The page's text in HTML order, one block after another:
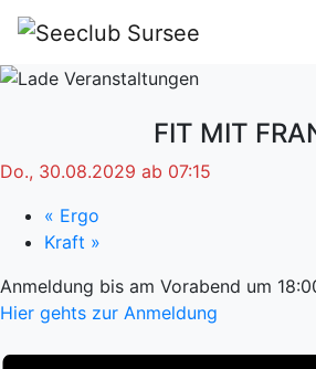
FIT MIT
Do., 30.08.2029 ab 07:15
« Ergo
Kraft »
Anmeldung bis am Vorabend um
Hier gehts zur Anmeldung